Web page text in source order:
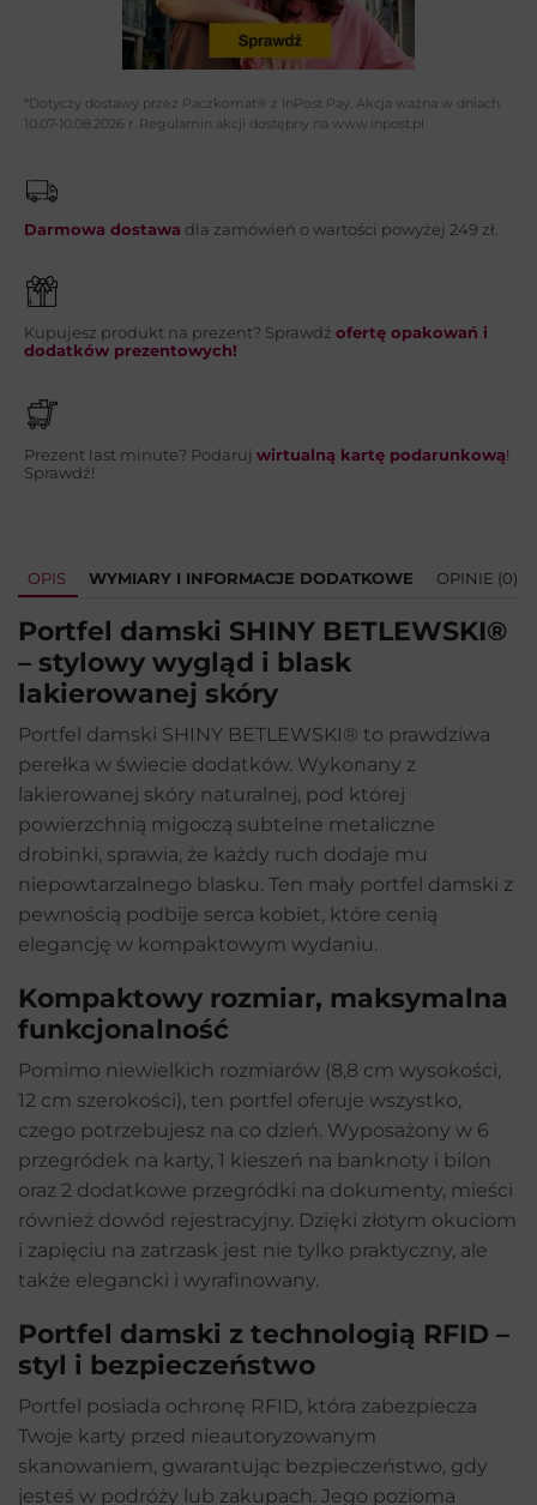
Wiadomość*:
WYŚLIJ
*Dotyczy dostawy przez Paczkomat® z InPost Pay. Akcja ważna w dniach
10.07-10.08.2026 r. Regulamin akcji dostępny na www.inpost.pl
Darmowa dostawa dla zamówień o wartości powyżej 249 zł.
Kupujesz produkt na prezent? Sprawdź ofertę opakowań i
dodatków prezentowych!
Prezent last minute? Podaruj wirtualną kartę podarunkową!
Sprawdź!
OPIS WYMIARY I INFORMACJE DODATKOWE OPINIE (0)
Portfel damski SHINY BETLEWSKI®
– stylowy wygląd i blask
lakierowanej skóry
Portfel damski SHINY BETLEWSKI® to prawdziwa
perełka w świecie dodatków. Wykonany z
lakierowanej skóry naturalnej, pod której
powierzchnią migoczą subtelne metaliczne
drobinki, sprawia, że każdy ruch dodaje mu
niepowtarzalnego blasku. Ten mały portfel damski z
pewnością podbije serca kobiet, które cenią
elegancję w kompaktowym wydaniu.
Kompaktowy rozmiar, maksymalna
funkcjonalność
Pomimo niewielkich rozmiarów (8,8 cm wysokości,
12 cm szerokości), ten portfel oferuje wszystko,
czego potrzebujesz na co dzień. Wyposażony w 6
przegródek na karty, 1 kieszeń na banknoty i bilon
oraz 2 dodatkowe przegródki na dokumenty, mieści
również dowód rejestracyjny. Dzięki złotym okuciom
i zapięciu na zatrzask jest nie tylko praktyczny, ale
także elegancki i wyrafinowany.
Portfel damski z technologią RFID –
styl i bezpieczeństwo
Portfel posiada ochronę RFID, która zabezpiecza
Twoje karty przed nieautoryzowanym
skanowaniem, gwarantując bezpieczeństwo, gdy
jesteś w podróży lub zakupach. Jego pozioma